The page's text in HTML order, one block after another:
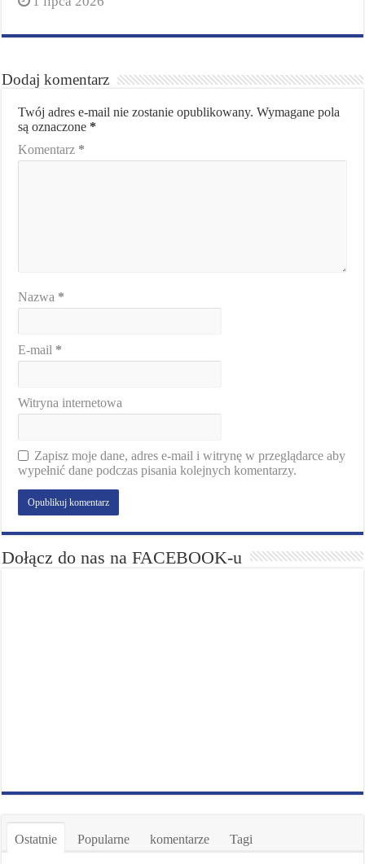
Dodaj komentarz
Twój adres e-mail nie zostanie opublikowany. Wymagane pola
są oznaczone *
Komentarz *
Nazwa *
E-mail *
Witryna internetowa
Zapisz moje dane, adres e-mail i witrynę w przeglądarce aby
wypełnić dane podczas pisania kolejnych komentarzy.
Dołącz do nas na FACEBOOK-u
Ostatnie Popularne komentarze Tagi